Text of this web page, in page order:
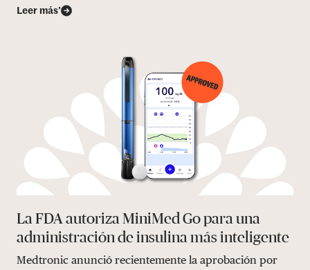
Leer más’
La FDA autoriza MiniMed Go para una
administración de insulina más inteligente
Medtronic anunció recientemente la aprobación por